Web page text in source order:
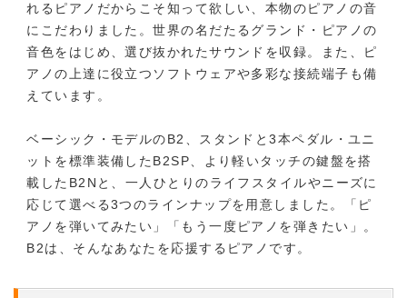
れるピアノだからこそ知って欲しい、本物のピアノの音
にこだわりました。世界の名だたるグランド・ピアノの
音色をはじめ、選び抜かれたサウンドを収録。また、ピ
アノの上達に役立つソフトウェアや多彩な接続端子も備
えています。
ベーシック・モデルのB2、スタンドと3本ペダル・ユニ
ットを標準装備したB2SP、より軽いタッチの鍵盤を搭
載したB2Nと、一人ひとりのライフスタイルやニーズに
応じて選べる3つのラインナップを用意しました。「ピ
アノを弾いてみたい」「もう一度ピアノを弾きたい」。
B2は、そんなあなたを応援するピアノです。